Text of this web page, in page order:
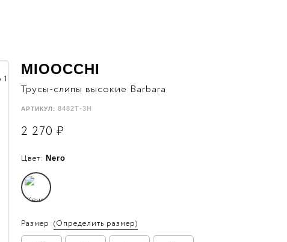
MIOOCCHI
Трусы-слипы высокие Barbara
АРТИКУЛ: 8482Т-3Н
2 270 ₽
Цвет: Nero
Размер (Определить размер)